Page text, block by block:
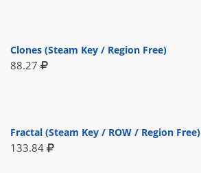
Clones (Steam Key / Region Free)
88.27
Fractal (Steam Key / ROW / Region Free)
133.84